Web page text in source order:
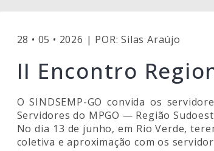
28 • 05 • 2026 | POR: Silas Araújo
II Encontro
O SINDSEMP-GO convida os
Servidores do MPGO — Região
No dia 13 de junho, em Rio Verde,
coletiva e aproximação com os